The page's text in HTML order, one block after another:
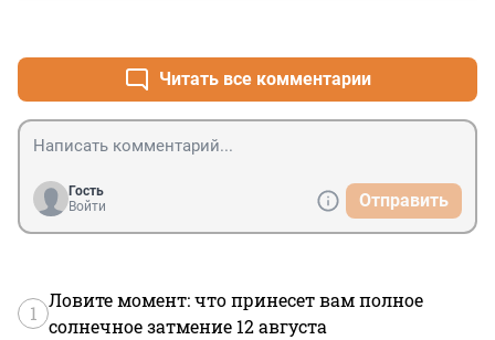
Читать все комментарии
Гость
Войти
Отправить
1
Ловите момент: что принесет вам полное
солнечное затмение 12 августа